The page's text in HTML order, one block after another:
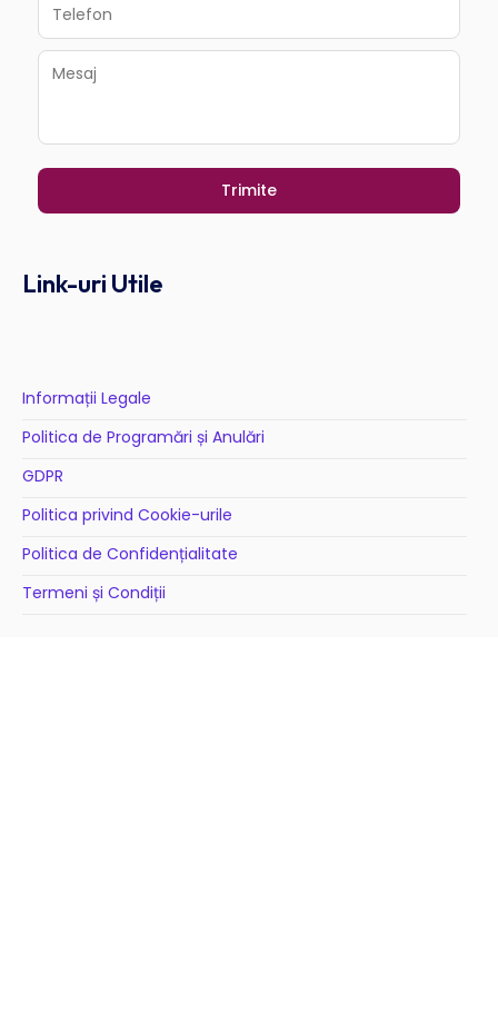
Link-uri Utile
Informații Legale
Politica de Programări și Anulări
GDPR
Politica privind Cookie-urile
Politica de Confidențialitate
Termeni și Condiții